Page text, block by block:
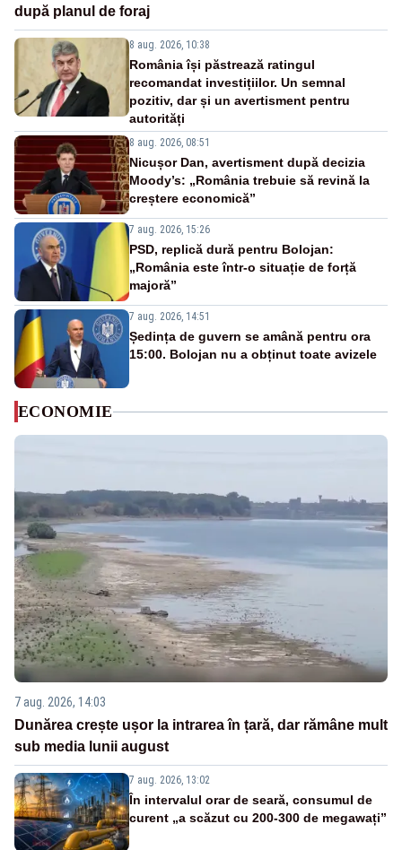
după planul de foraj
8 aug. 2026, 10:38
România își păstrează ratingul
recomandat investițiilor. Un semnal
pozitiv, dar și un avertisment pentru
autorități
8 aug. 2026, 08:51
Nicușor Dan, avertisment după decizia
Moody’s: „România trebuie să revină la
creștere economică”
7 aug. 2026, 15:26
PSD, replică dură pentru Bolojan:
„România este într-o situație de forță
majoră”
7 aug. 2026, 14:51
Ședința de guvern se amână pentru ora
15:00. Bolojan nu a obținut toate avizele
ECONOMIE
7 aug. 2026, 14:03
Dunărea crește ușor la intrarea în țară, dar rămâne mult
sub media lunii august
7 aug. 2026, 13:02
În intervalul orar de seară, consumul de
curent „a scăzut cu 200-300 de megawați”